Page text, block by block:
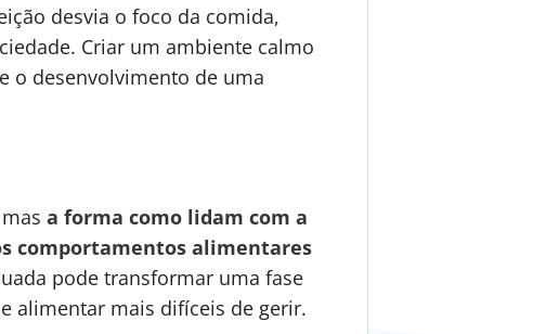
desvia o foco da comida,
Criar um ambiente calmo
o desenvolvimento de uma
a forma como lidam com a
comportamentos alimentares
pode transformar uma fase
alimentar mais difíceis de gerir.